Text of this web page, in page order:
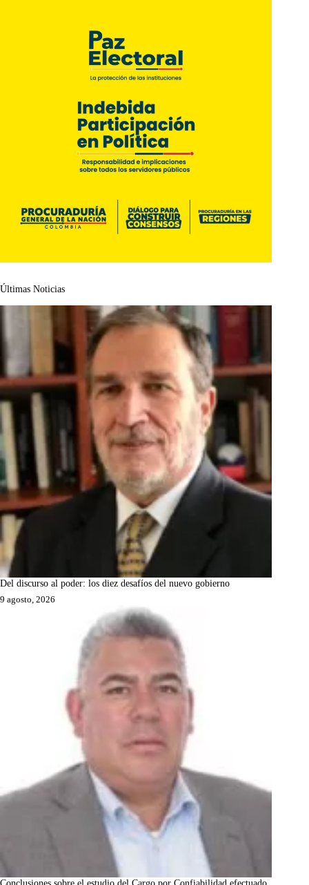
Últimas Noticias
Del discurso al poder: los diez desafíos del nuevo gobierno
9 agosto, 2026